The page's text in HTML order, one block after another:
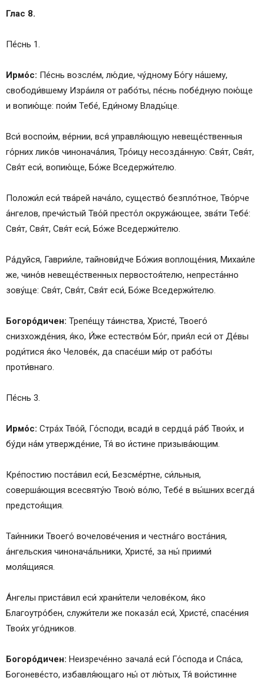
Глас 8.
Пе́снь 1.
Ирмо́с: Пе́снь возсле́м, лю́дие, чу́дному Бо́гу на́шему,
свободи́вшему Изра́иля от рабо́ты, пе́снь побе́дную пою́ще
и вопию́ще: пои́м Тебе́, Еди́ному Влады́це.
Вси́ воспои́м, ве́рнии, вся́ управля́ющую невеще́ственныя
го́рних лико́в чинонача́лия, Тро́ицу несозда́нную: Свя́т, Свя́т,
Свя́т еси́, вопию́ще, Бо́же Вседержи́телю.
Положи́л еси́ тва́рей нача́ло, существо́ безпло́тное, Тво́рче
а́нгелов, пречи́стый Тво́й престо́л окружа́ющее, зва́ти Тебе́:
Свя́т, Свя́т, Свя́т еси́, Бо́же Вседержи́телю.
Ра́дуйся, Гаврии́ле, тайнови́дче Бо́жия воплоще́ния, Михаи́ле
же, чино́в невеще́ственных первостоя́телю, непреста́нно
зову́ще: Свя́т, Свя́т, Свя́т еси́, Бо́же Вседержи́телю.
Богоро́дичен: Трепе́щу та́инства, Христе́, Твоего́
снизхожде́ния, я́ко, И́же естество́м Бо́г, прия́л еси́ от Де́вы
роди́тися я́ко Челове́к, да спасе́ши ми́р от рабо́ты
проти́внаго.
Пе́снь 3.
Ирмо́с: Стра́х Тво́й, Го́споди, всади́ в сердца́ ра́б Твои́х, и
бу́ди на́м утвержде́ние, Тя́ во и́стине призыва́ющим.
Кре́постию поста́вил еси́, Безсме́ртне, си́льныя,
соверша́ющия всесвяту́ю Твою́ во́лю, Тебе́ в вы́шних всегда́
предстоя́щия.
Таи́нники Твоего́ вочелове́чения и честна́го воста́ния,
а́нгельския чинонача́льники, Христе́, за ны́ приими́
моля́щияся.
А́нгелы приста́вил еси́ храни́тели челове́ком, я́ко
Благоутро́бен, служи́тели же показа́л еси́, Христе́, спасе́ния
Твои́х уго́дников.
Богоро́дичен: Неизрече́нно зачала́ еси́ Го́спода и Спа́са,
Богоневе́сто, избавля́ющаго ны́ от лю́тых, Тя́ вои́стинне